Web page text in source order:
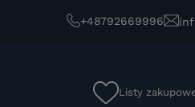
+48792669996
Listy